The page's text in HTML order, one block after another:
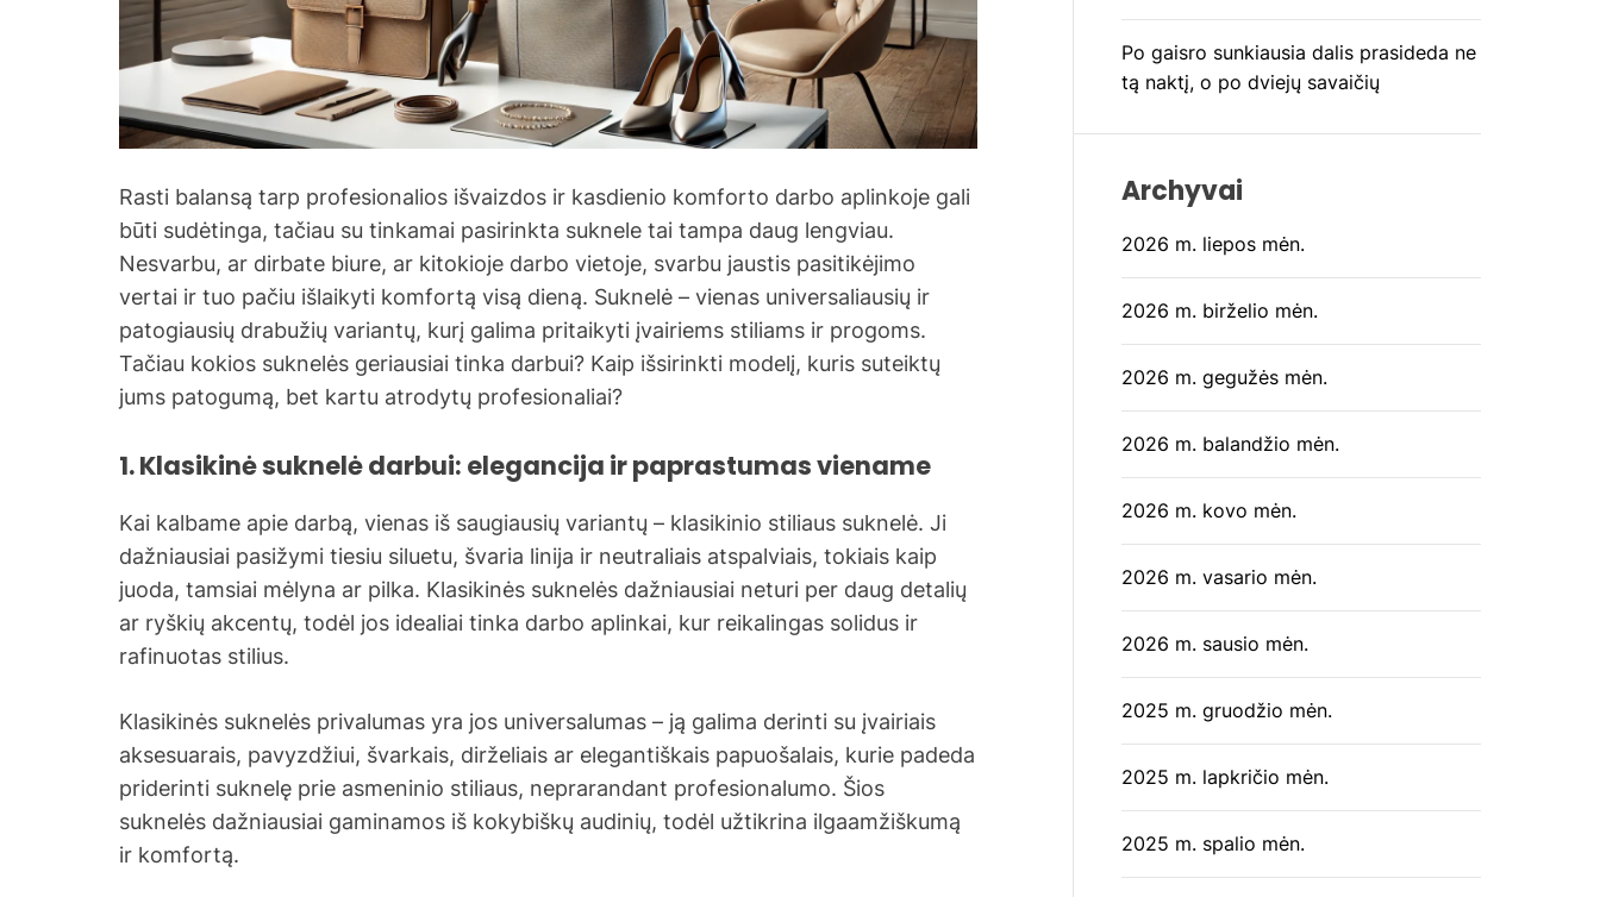
Rasti balansą tarp profesionalios išvaizdos ir kasdienio komforto darbo aplinkoje gali
būti sudėtinga, tačiau su tinkamai pasirinkta suknele tai tampa daug lengviau.
Nesvarbu, ar dirbate biure, ar kitokioje darbo vietoje, svarbu jaustis pasitikėjimo
vertai ir tuo pačiu išlaikyti komfortą visą dieną. Suknelė – vienas universaliausių ir
patogiausių drabužių variantų, kurį galima pritaikyti įvairiems stiliams ir progoms.
Tačiau kokios suknelės geriausiai tinka darbui? Kaip išsirinkti modelį, kuris suteiktų
jums patogumą, bet kartu atrodytų profesionaliai?
1. Klasikinė suknelė darbui: elegancija ir paprastumas viename
Kai kalbame apie darbą, vienas iš saugiausių variantų – klasikinio stiliaus suknelė. Ji
dažniausiai pasižymi tiesiu siluetu, švaria linija ir neutraliais atspalviais, tokiais kaip
juoda, tamsiai mėlyna ar pilka. Klasikinės suknelės dažniausiai neturi per daug detalių
ar ryškių akcentų, todėl jos idealiai tinka darbo aplinkai, kur reikalingas solidus ir
rafinuotas stilius.
Klasikinės suknelės privalumas yra jos universalumas – ją galima derinti su įvairiais
aksesuarais, pavyzdžiui, švarkais, dirželiais ar elegantiškais papuošalais, kurie padeda
priderinti suknelę prie asmeninio stiliaus, neprarandant profesionalumo. Šios
suknelės dažniausiai gaminamos iš kokybiškų audinių, todėl užtikrina ilgaamžiškumą
ir komfortą.
Po gaisro sunkiausia dalis prasideda ne
tą naktį, o po dviejų savaičių
Archyvai
2026 m. liepos mėn.
2026 m. birželio mėn.
2026 m. gegužės mėn.
2026 m. balandžio mėn.
2026 m. kovo mėn.
2026 m. vasario mėn.
2026 m. sausio mėn.
2025 m. gruodžio mėn.
2025 m. lapkričio mėn.
2025 m. spalio mėn.